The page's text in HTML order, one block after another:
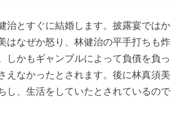
治とすぐに結婚します。披露宴ではか
はなぜか怒り、林健治の平手打ちも炸
しかもギャンブルによって負債を負っ
えなかったとされます。後に林真須美
し、生活をしていたとされているので